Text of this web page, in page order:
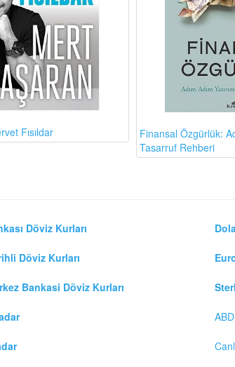
Fısıldar
Finansal Özgürlük:
Tasarruf Rehberi
Döviz Kurları
Döviz Kurları
Bankasi Döviz Kurları